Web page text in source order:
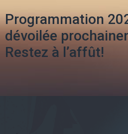
Programmation
dévoilée
Restez à l’affût!